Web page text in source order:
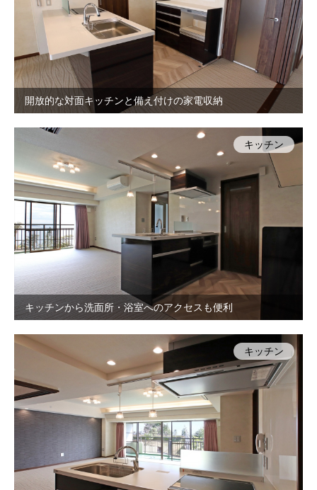
開放的な対面キッチンと備え付けの家電収納
キッチンから洗面所・浴室へのアクセスも便利
キッチン
キッチン